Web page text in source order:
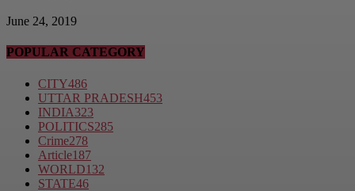
June 24, 2019
POPULAR CATEGORY
CITY486
UTTAR PRADESH453
INDIA323
POLITICS285
Crime278
Article187
WORLD132
STATE46